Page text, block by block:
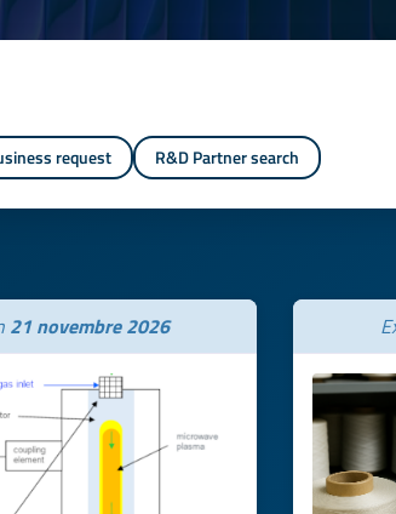
request R&D Partner search
21 novembre 2026